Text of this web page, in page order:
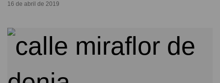
16 de abril de 2019